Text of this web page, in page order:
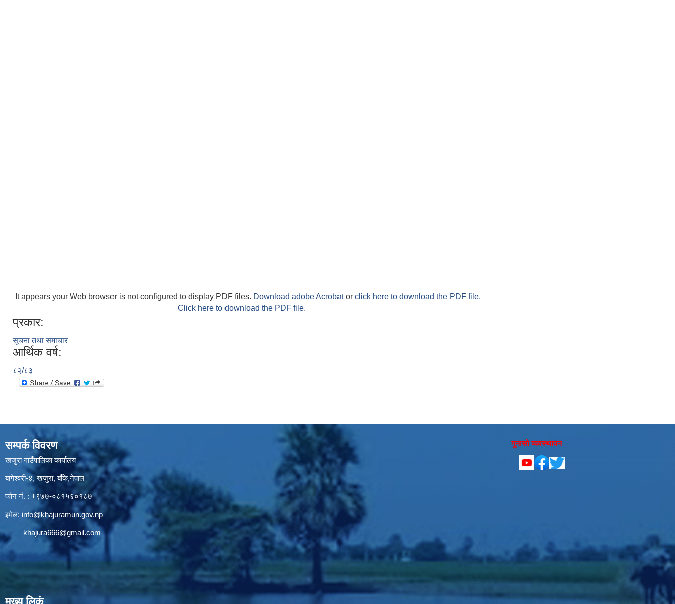
It appears your Web browser is not configured to display PDF files. Download adobe Acrobator click here to download the PDF file.
Click here to download the PDF file.
प्रकार:
सूचना तथा समाचार
आर्थिक वर्ष:
८२/८३
सम्पर्क विवरण
खजुरा गाउँपालिका कार्यालय
बागेश्वरी-४, खजुरा, बाँके,नेपाल
फोन नं. : +९७७-०८१५६०१८७
इमेल: info@khajuramun.gov.np
khajura666@gmail.com
गुनासो व्यवस्थापन